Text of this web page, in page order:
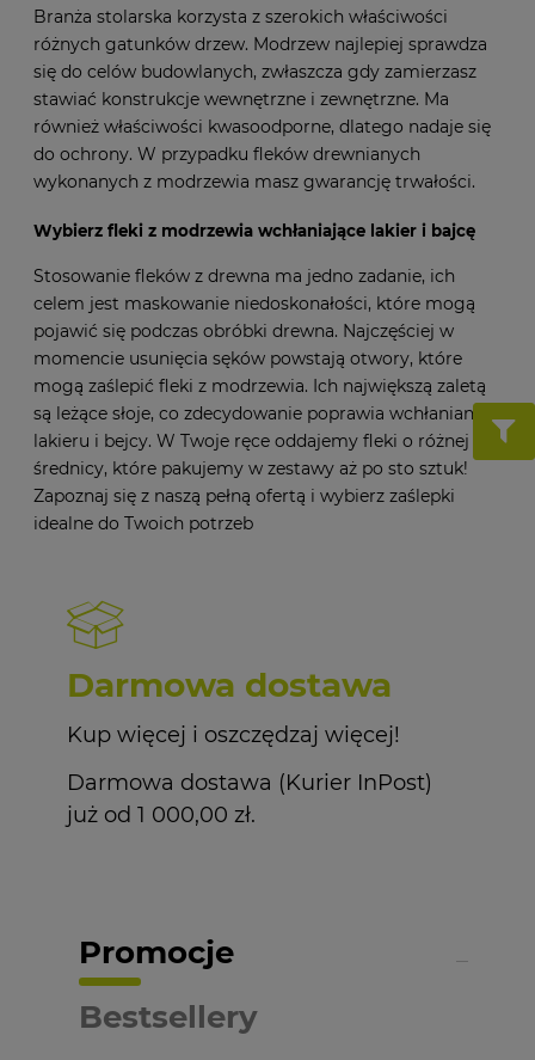
Branża stolarska korzysta z szerokich właściwości
różnych gatunków drzew. Modrzew najlepiej sprawdza
się do celów budowlanych, zwłaszcza gdy zamierzasz
stawiać konstrukcje wewnętrzne i zewnętrzne. Ma
również właściwości kwasoodporne, dlatego nadaje się
do ochrony. W przypadku fleków drewnianych
wykonanych z modrzewia masz gwarancję trwałości.
Wybierz fleki z modrzewia wchłaniające lakier i bajcę
Stosowanie fleków z drewna ma jedno zadanie, ich
celem jest maskowanie niedoskonałości, które mogą
pojawić się podczas obróbki drewna. Najczęściej w
momencie usunięcia sęków powstają otwory, które
mogą zaślepić fleki z modrzewia. Ich największą zaletą
są leżące słoje, co zdecydowanie poprawia wchłanianie
lakieru i bejcy. W Twoje ręce oddajemy fleki o różnej
średnicy, które pakujemy w zestawy aż po sto sztuk!
Zapoznaj się z naszą pełną ofertą i wybierz zaślepki
idealne do Twoich potrzeb
Darmowa dostawa
Kup więcej i oszczędzaj więcej!
Darmowa dostawa (Kurier InPost)
już od 1 000,00 zł.
Promocje
Bestsellery